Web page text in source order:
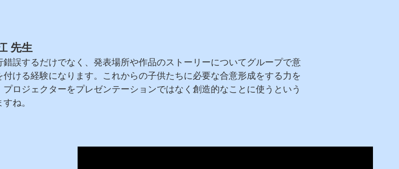
先生
誤するだけでなく、発表場所や作品のストーリーについてグループで意
ける経験になります。これからの子供たちに必要な合意形成をする力を
ロジェクターをプレゼンテーションではなく創造的なことに使うという
ね。